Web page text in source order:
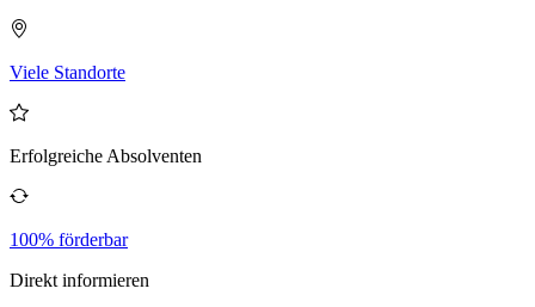
Viele Standorte
Erfolgreiche Absolventen
100% förderbar
Direkt informieren